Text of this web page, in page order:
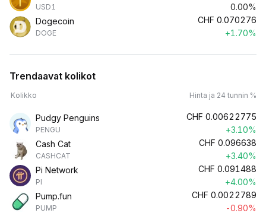
USD1
0.00%
Dogecoin
DOGE
CHF 0.070276
+1.70%
Trendaavat kolikot
Kolikko Hinta ja 24 tunnin %
Pudgy Penguins
PENGU
CHF 0.00622775
+3.10%
Cash Cat
CASHCAT
CHF 0.096638
+3.40%
Pi Network
PI
CHF 0.091488
+4.00%
Pump.fun
PUMP
CHF 0.0022789
-0.90%